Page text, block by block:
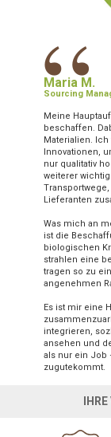
“
Maria M.
Sourcing
Meine
beschaffen.
Materialien.
Innovationen,
nur qualitativ
weiterer
Lieferanten
Was mich an
ist die
biologischen
strahlen eine
tragen so zu
angenehmen
Es ist mir eine
integrieren,
ansehen und
als nur ein Job
zugutekommt.